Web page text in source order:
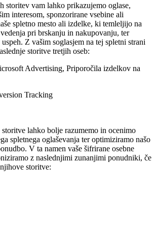
storitev vam lahko prikazujemo oglase,
interesom, sponzorirane vsebine ali
spletno mesto ali izdelke, ki temleljijo na
pri brskanju in nakupovanju, ter
Z vašim soglasjem na tej spletni strani
storitve tretjih oseb:
Advertising, Priporočila izdelkov na
Tracking
storitve lahko bolje razumemo in ocenimo
spletnega oglaševanja ter optimiziramo našo
V ta namen vaše šifrirane osebne
z naslednjimi zunanjimi ponudniki, če
storitve: